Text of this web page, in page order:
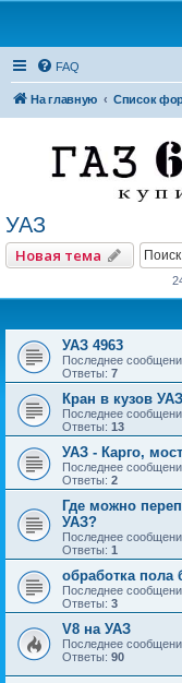
FAQ
На главную Список
УАЗ
Новая тема
УАЗ 4963
Последнее
Ответы: 7
Кран в кузов УАЗ
Последнее
Ответы: 13
УАЗ - Карго,
Последнее
Ответы: 2
Где можно
УАЗ?
Последнее
Ответы: 1
обработка пола
Последнее
Ответы: 3
V8 на УАЗ
Последнее
Ответы: 90